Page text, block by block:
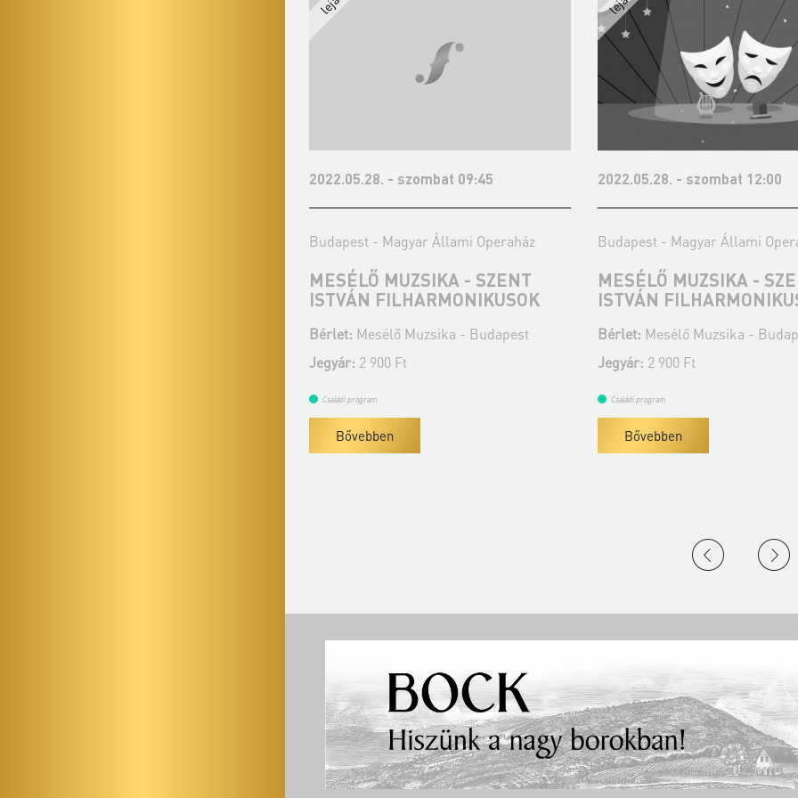
2022.05.28. - szombat 09:45
Budapest - Magyar Állami Operaház
MESÉLŐ MUZSIKA - SZENT
ISTVÁN FILHARMONIKUSOK
Bérlet: Mesélő Muzsika - Budapest
Jegyár: 2 900 Ft
Családi program
Bővebben
2022.05.28. - szombat 12:00
Budapest - Magyar Állami
MESÉLŐ MUZSIKA -
ISTVÁN
Bérlet: Mesélő Muzsika -
Jegyár: 2 900 Ft
Családi program
Bővebben